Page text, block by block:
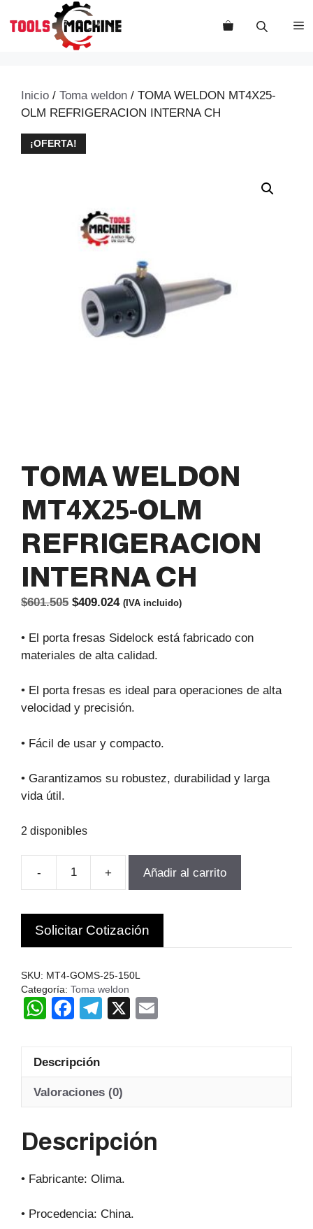
Inicio / Toma weldon / TOMA WELDON MT4X25-
OLM REFRIGERACION INTERNA CH
¡OFERTA!
TOMA WELDON
MT4X25-OLM
REFRIGERACION
INTERNA CH
$601.505 El
original
era:
$409.024El
actual
es:
(IVA incluido)
• El porta fresas Sidelock está fabricado con
materiales de alta calidad.
• El porta fresas es ideal para operaciones de alta
velocidad y precisión.
• Fácil de usar y compacto.
• Garantizamos su robustez, durabilidad y larga
vida útil.
2 disponibles
-
TOMA
MT4X25-
OLM
REFRIGERACION
CH
cantidad
+ Añadir al carrito
Solicitar Cotización
SKU: MT4-GOMS-25-150L
Categoría: Toma weldon
W
s
A
p
F
c
e
b
o
T
gr
a
X
Descripción
Valoraciones (0)
Descripción
• Fabricante: Olima.
• Procedencia: China.